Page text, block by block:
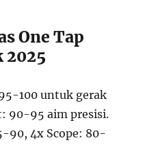
One Tap
2025
100 untuk gerak
90-95 aim presisi.
90, 4x Scope: 80-